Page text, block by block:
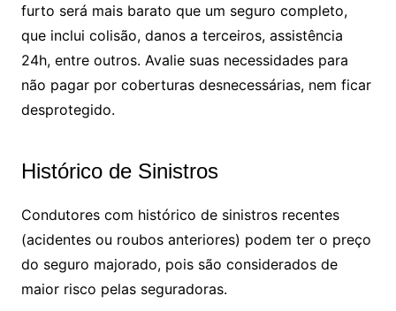
furto será mais barato que um seguro completo,
que inclui colisão, danos a terceiros, assistência
24h, entre outros. Avalie suas necessidades para
não pagar por coberturas desnecessárias, nem ficar
desprotegido.
Histórico de Sinistros
Condutores com histórico de sinistros recentes
(acidentes ou roubos anteriores) podem ter o preço
do seguro majorado, pois são considerados de
maior risco pelas seguradoras.